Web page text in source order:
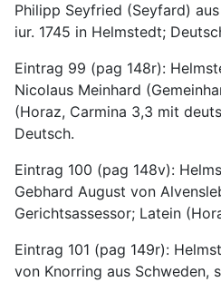
Philipp Seyfried (Seyfard)
iur. 1745 in Helmstedt;
Eintrag 99 (pag 148r):
Nicolaus Meinhard
(Horaz, Carmina 3,3 mit
Deutsch.
Eintrag 100 (pag 148v):
Gebhard August von
Gerichtsassessor; Latein
Eintrag 101 (pag 149r):
von Knorring aus Schweden,